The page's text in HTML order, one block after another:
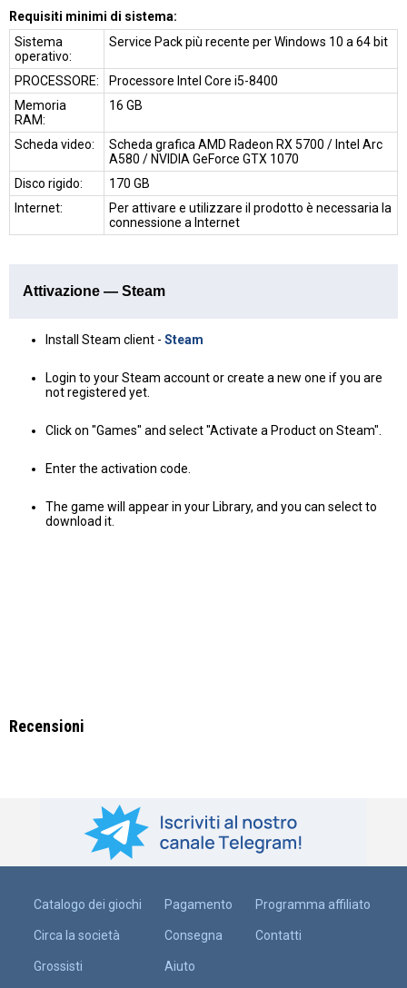
Requisiti minimi di sistema:
Sistema
operativo:
Service Pack più recente per Windows 10 a 64 bit
PROCESSORE:
Processore Intel Core i5-8400
Memoria
RAM:
16 GB
Scheda video:
Scheda grafica AMD Radeon RX 5700 / Intel Arc
A580 / NVIDIA GeForce GTX 1070
Disco rigido:
170 GB
Internet:
Per attivare e utilizzare il prodotto è necessaria la
connessione a Internet
Attivazione — Steam
Install Steam client - Steam
Login to your Steam account or create a new one if you are
not registered yet.
Click on "Games" and select "Activate a Product on Steam".
Enter the activation code.
The game will appear in your Library, and you can select to
download it.
Recensioni
Catalogo dei giochi
Circa la società
Grossisti
Pagamento
Consegna
Aiuto
Programma affiliato
Contatti